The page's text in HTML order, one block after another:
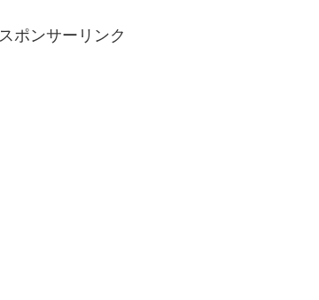
スポンサーリンク